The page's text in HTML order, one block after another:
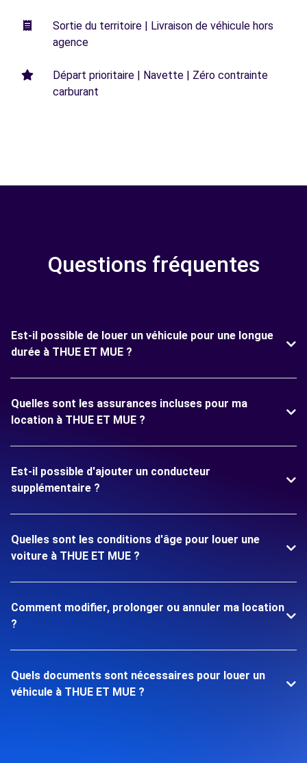
Sortie du territoire | Livraison de véhicule hors
agence
Départ prioritaire | Navette | Zéro contrainte
carburant
Questions fréquentes
Est-il possible de louer un véhicule pour une longue
durée à THUE ET MUE ?
Quelles sont les assurances incluses pour ma
location à THUE ET MUE ?
Est-il possible d'ajouter un conducteur
supplémentaire ?
Quelles sont les conditions d'âge pour louer une
voiture à THUE ET MUE ?
Comment modifier, prolonger ou annuler ma location
?
Quels documents sont nécessaires pour louer un
véhicule à THUE ET MUE ?